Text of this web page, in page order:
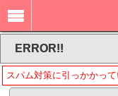
ERROR!!
スパム対策に引っかかって